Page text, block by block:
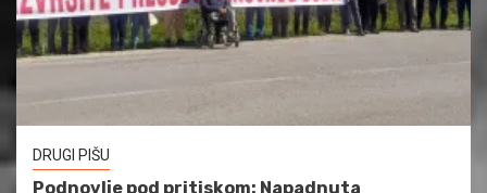
DRUGI PIŠU
Podnovlje pod pritiskom: Napadnuta